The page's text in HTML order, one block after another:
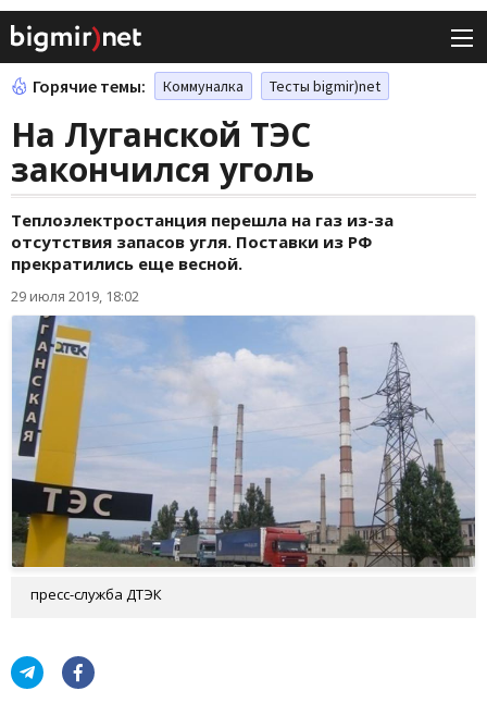
Горячие темы: Коммуналка Тесты bigmir)net
На Луганской ТЭС
закончился уголь
Теплоэлектростанция перешла на газ из-за
отсутствия запасов угля. Поставки из РФ
прекратились еще весной.
29 июля 2019, 18:02
пресс-служба ДТЭК